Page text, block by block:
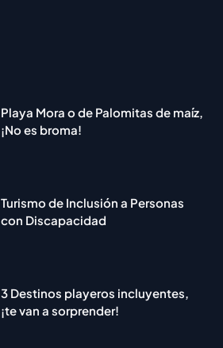
Playa Mora o de Palomitas de maíz,
¡No es broma!
Turismo de Inclusión a Personas
con Discapacidad
3 Destinos playeros incluyentes,
¡te van a sorprender!